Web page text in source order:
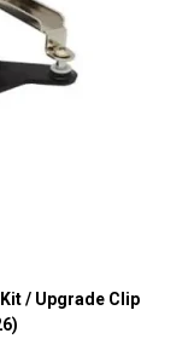
/ Upgrade Clip